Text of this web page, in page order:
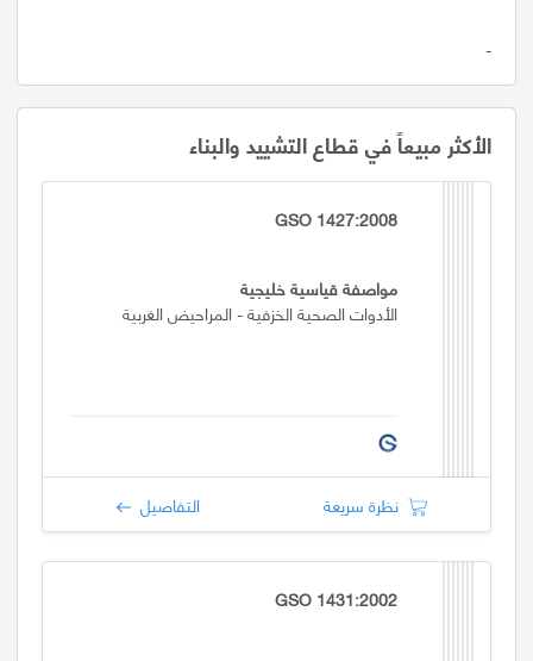
-
الأكثر مبيعاً في قطاع التشييد والبناء
GSO 1427:2008
مواصفة قياسية خليجية
الأدوات الصحية الخزفية - المراحيض الغربية
نظرة سريعة التفاصيل
GSO 1431:2002